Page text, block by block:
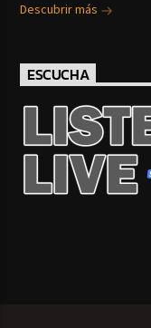
Descubrir más
ESCUCHA